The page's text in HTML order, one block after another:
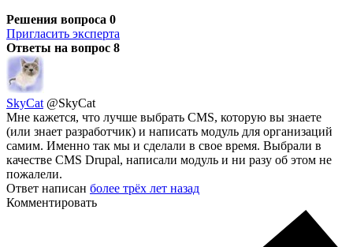
Решения вопроса 0
Пригласить эксперта
Ответы на вопрос 8
SkyCat @SkyCat
Мне кажется, что лучше выбрать CMS, которую вы знаете
(или знает разработчик) и написать модуль для организаций
самим. Именно так мы и сделали в свое время. Выбрали в
качестве CMS Drupal, написали модуль и ни разу об этом не
пожалели.
Ответ написан более трёх лет назад
Комментировать